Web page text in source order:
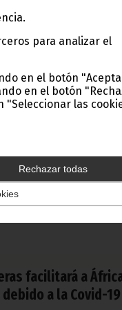
para analizar el
en el botón
en el botón
las
Rechazar todas
sobre la
Bienestar Social ha
crisis del Covid-19.
facilitará a
a la Covid-19